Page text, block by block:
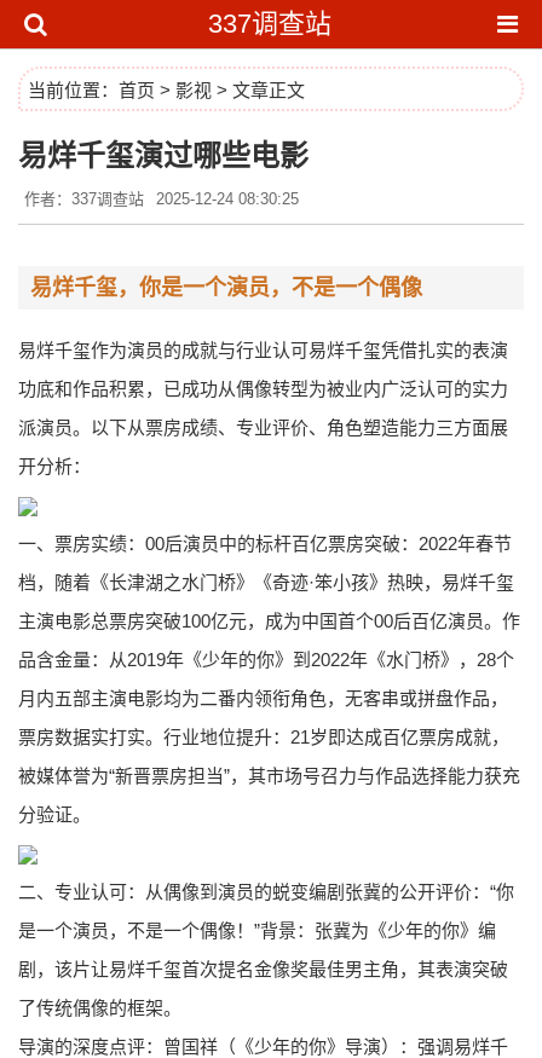
337调查站
当前位置： 首页 > 影视 > 文章正文
易烊千玺演过哪些电影
作者：337调查站 2025-12-24 08:30:25
易烊千玺，你是一个演员，不是一个偶像
易烊千玺作为演员的成就与行业认可易烊千玺凭借扎实的表演
功底和作品积累，已成功从偶像转型为被业内广泛认可的实力
派演员。以下从票房成绩、专业评价、角色塑造能力三方面展
开分析：
一、票房实绩：00后演员中的标杆百亿票房突破：2022年春节
档，随着《长津湖之水门桥》《奇迹·笨小孩》热映，易烊千玺
主演电影总票房突破100亿元，成为中国首个00后百亿演员。作
品含金量：从2019年《少年的你》到2022年《水门桥》，28个
月内五部主演电影均为二番内领衔角色，无客串或拼盘作品，
票房数据实打实。行业地位提升：21岁即达成百亿票房成就，
被媒体誉为“新晋票房担当”，其市场号召力与作品选择能力获充
分验证。
二、专业认可：从偶像到演员的蜕变编剧张冀的公开评价：“你
是一个演员，不是一个偶像！”背景：张冀为《少年的你》编
剧，该片让易烊千玺首次提名金像奖最佳男主角，其表演突破
了传统偶像的框架。
导演的深度点评：曾国祥（《少年的你》导演）：强调易烊千